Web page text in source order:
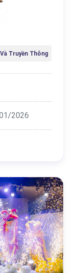
Truyền Thông
2026